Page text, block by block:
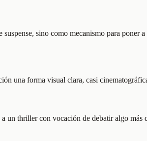
sino como mecanismo para poner a
una forma visual clara, casi
un thriller con vocación de debatir algo más